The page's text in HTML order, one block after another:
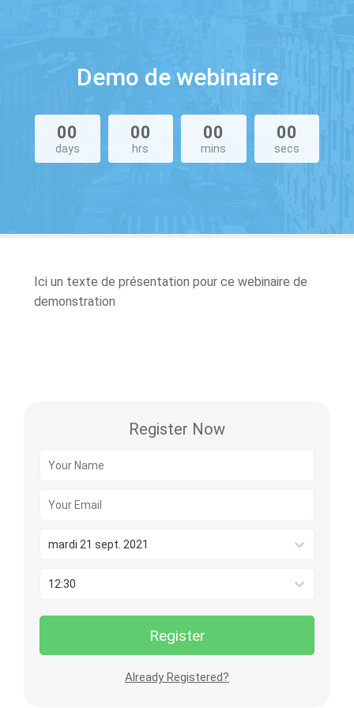
Demo de webinaire
00
days
00
hrs
00
mins
00
secs
Ici un texte de présentation pour ce webinaire de
demonstration
Register Now
mardi 21 sept. 2021
12:30
Register
Already Registered?